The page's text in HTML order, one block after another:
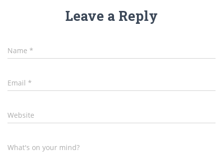
Leave a Reply
Name *
Email *
Website
What's on your mind?